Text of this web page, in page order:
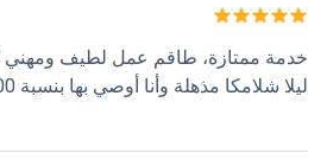
خدمة ممتازة، طاقم عمل لطيف ومهني
ليلا شلامكا مذهلة وأنا أوصي بها بنسبة 100% ☺️